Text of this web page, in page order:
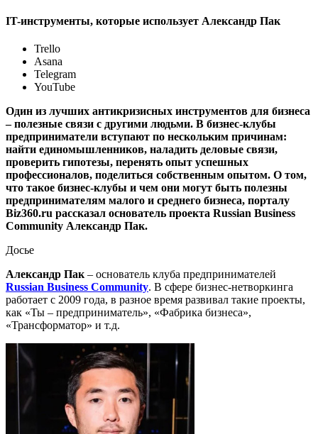
IT-инструменты, которые использует Александр Пак
Trello
Asana
Telegram
YouTube
Один из лучших антикризисных инструментов для бизнеса
– полезные связи с другими людьми. В бизнес-клубы
предприниматели вступают по нескольким причинам:
найти единомышленников, наладить деловые связи,
проверить гипотезы, перенять опыт успешных
профессионалов, поделиться собственным опытом. О том,
что такое бизнес-клубы и чем они могут быть полезны
предпринимателям малого и среднего бизнеса, порталу
Biz360.ru рассказал основатель проекта Russian Business
Community Александр Пак.
Досье
Александр Пак – основатель клуба предпринимателей
Russian Business Community. В сфере бизнес-нетворкинга
работает с 2009 года, в разное время развивал такие проекты,
как «Ты – предприниматель», «Фабрика бизнеса»,
«Трансформатор» и т.д.